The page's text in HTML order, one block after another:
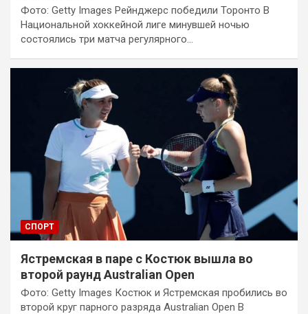
Фото: Getty Images Рейнджерс победили Торонто В
Национальной хоккейной лиге минувшей ночью
состоялись три матча регулярного…
СПОРТ
Ястремская в паре с Костюк вышла во
второй раунд Australian Open
Фото: Getty Images Костюк и Ястремская пробились во
второй круг парного разряда Australian Open В